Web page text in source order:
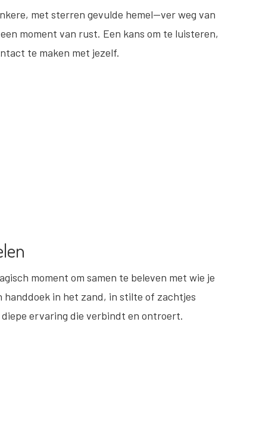
met sterren gevulde hemel—ver weg van
moment van rust. Een kans om te luisteren,
te maken met jezelf.
moment om samen te beleven met wie je
in het zand, in stilte of zachtjes
ervaring die verbindt en ontroert.